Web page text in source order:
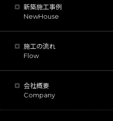
新築施工事例
NewHouse
施工の流れ
Flow
会社概要
Company